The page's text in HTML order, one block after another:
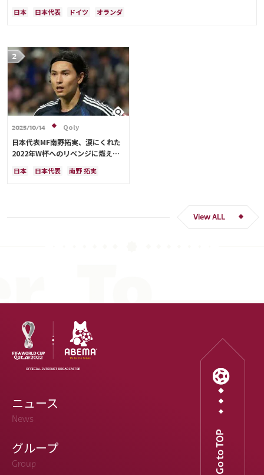
日本 日本代表 ドイツ オランダ
2025/10/14 Qoly
日本代表MF南野拓実、涙にくれた
2022年W杯へのリベンジに燃える
ー人生をかけた戦い」
日本 日本代表
南野 拓実
View ALL
ニュース
News
グループ
Group Go to TOP